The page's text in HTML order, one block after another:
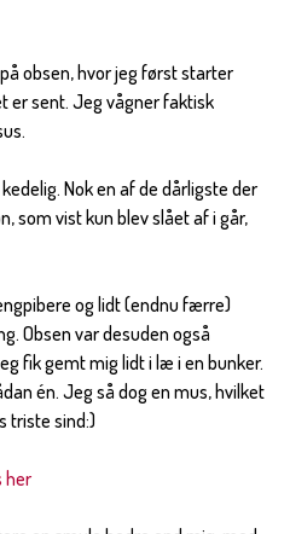
obsen, hvor jeg først starter
er sent. Jeg vågner faktisk
Nok en af de dårligste der
som vist kun blev slået af i går,
og lidt (endnu færre)
Obsen var desuden også
fik gemt mig lidt i læ i en bunker.
én. Jeg så dog en mus, hvilket
triste sind:)
her